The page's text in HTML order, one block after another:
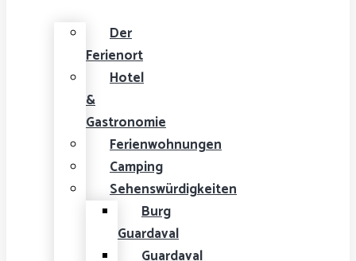
Der
Ferienort
Hotel
&
Gastronomie
Ferienwohnungen
Camping
Sehenswürdigkeiten
Burg
Guardaval
Guardaval